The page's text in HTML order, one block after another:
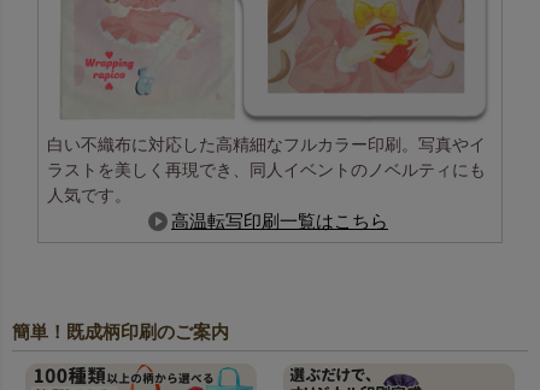
白い不織布に対応した高精細なフルカラー印刷。写真やイ
ラストを美しく再現でき、同人イベントのノベルティにも
人気です。
高温転写印刷一覧はこちら
簡単！既成柄印刷のご案内